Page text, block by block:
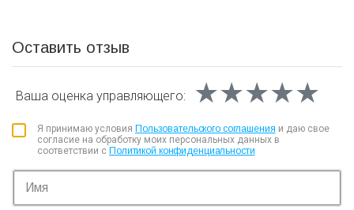
Оставить отзыв
Ваша оценка управляющего: ★★★★★
★★★★★
★★★★★
Я принимаю условия Пользовательского соглашения и даю свое
согласие на обработку моих персональных данных в
соответствии с Политикой конфиденциальности